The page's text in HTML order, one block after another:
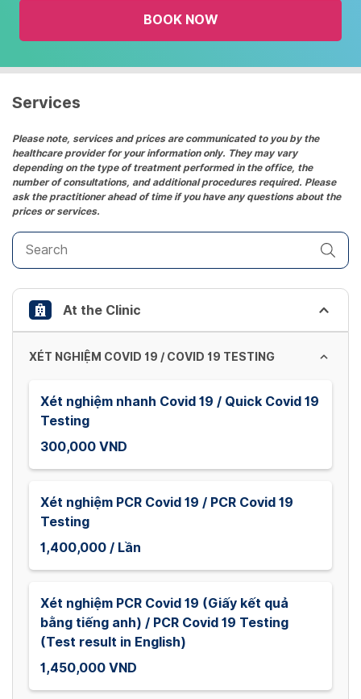
and
date.
the
question
mark
key
to
get
the
keyboard
shortcuts
for
changing
dates.
BOOK NOW
Services
Please note, services and prices are communicated to you by the
healthcare provider for your information only. They may vary
depending on the type of treatment performed in the office, the
number of consultations, and additional procedures required. Please
ask the practitioner ahead of time if you have any questions about the
prices or services.
At the Clinic
XÉT NGHIỆM COVID 19 / COVID 19 TESTING
Xét nghiệm nhanh Covid 19 / Quick Covid 19
Testing
300,000 VND
Xét nghiệm PCR Covid 19 / PCR Covid 19
Testing
1,400,000 / Lần
Xét nghiệm PCR Covid 19 (Giấy kết quả
bằng tiếng anh) / PCR Covid 19 Testing
(Test result in English)
1,450,000 VND